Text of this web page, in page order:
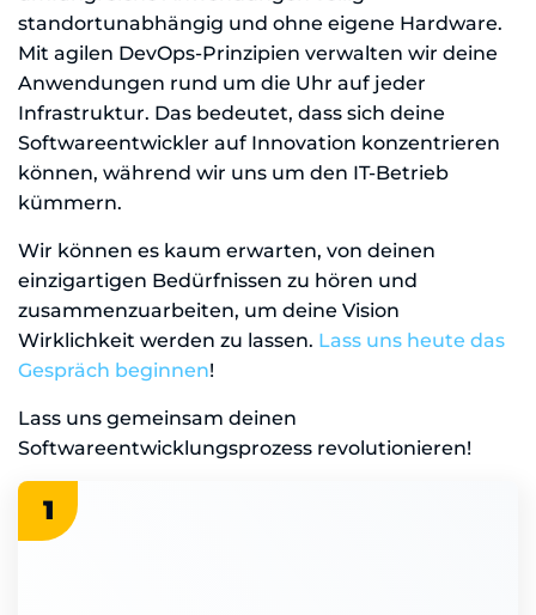
standortunabhängig und ohne eigene Hardware.
Mit agilen DevOps-Prinzipien verwalten wir deine
Anwendungen rund um die Uhr auf jeder
Infrastruktur. Das bedeutet, dass sich deine
Softwareentwickler auf Innovation konzentrieren
können, während wir uns um den IT-Betrieb
kümmern.
Wir können es kaum erwarten, von deinen
einzigartigen Bedürfnissen zu hören und
zusammenzuarbeiten, um deine Vision
Wirklichkeit werden zu lassen. Lass uns heute das
Gespräch beginnen!
Lass uns gemeinsam deinen
Softwareentwicklungsprozess revolutionieren!
1